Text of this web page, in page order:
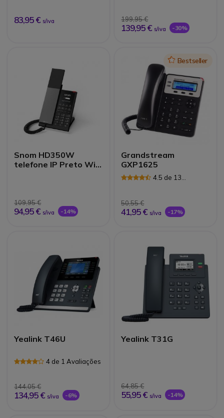
83,95 € s/iva
199,95 €
139,95 € s/iva -30%
Snom HD350W
telefone IP Preto Wi-
109,95 €
94,95 € s/iva -14%
IconBestseller
Grandstream
GXP1625
4.5 de 13
50,55 €
41,95 € s/iva -17%
Yealink T46U
4 de 1 Avaliações
144,05 €
134,95 € s/iva -6%
Yealink T31G
64,85 €
55,95 € s/iva -14%